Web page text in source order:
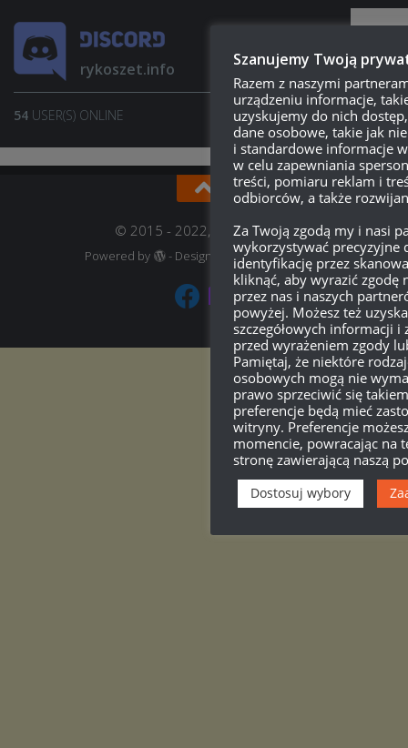
rykoszet.info
54 USER(S) ONLINE JOIN SERVER
© 2015 - 2022, rykoszet.info
Powered by - Designed withHueman Pro
Szanujemy Twoją
Razem z naszymi
urządzeniu informacje,
uzyskujemy do nich
dane osobowe, takie jak
i standardowe informacje
w celu zapewniania
treści, pomiaru reklam i
odbiorców, a także
Za Twoją zgodą my i nasi
wykorzystywać precyzyjne
identyfikację przez
kliknąć, aby wyrazić zgodę
przez nas i naszych
powyżej. Możesz też
szczegółowych informacji
przed wyrażeniem zgody
Pamiętaj, że niektóre
osobowych mogą nie
prawo sprzeciwić się
preferencje będą mieć
witryny. Preferencje
momencie, powracając na
stronę zawierającą naszą
Dostosuj wybory